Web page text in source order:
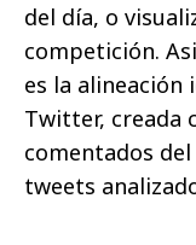
del día, o
competición.
es la alineación
Twitter, creada
comentados
tweets